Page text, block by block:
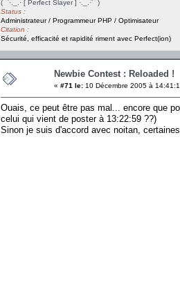
(¯`·._.· [ Perfect Slayer ] ·._.·´¯)
Status :
Administrateur / Programmeur PHP / Optimisateur
Citation :
Sécurité, efficacité et rapidité riment avec Perfect(ion)
Newbie Contest : Reloaded !
« #71 le: 10 Décembre 2005 à
Ouais, ce peut être pas mal... encore que
celui qui vient de poster à 13:22:59 ??)
Sinon je suis d'accord avec noitan,